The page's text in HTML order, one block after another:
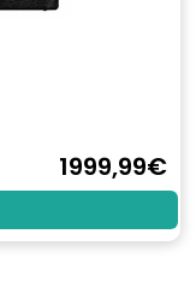
1999,99€